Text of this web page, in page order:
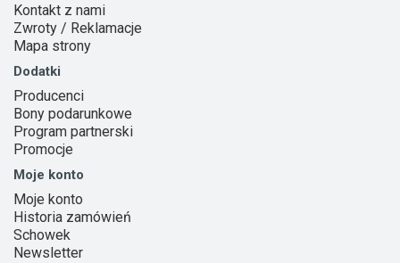
Kontakt z nami
Zwroty / Reklamacje
Mapa strony
Dodatki
Producenci
Bony podarunkowe
Program partnerski
Promocje
Moje konto
Moje konto
Historia zamówień
Schowek
Newsletter